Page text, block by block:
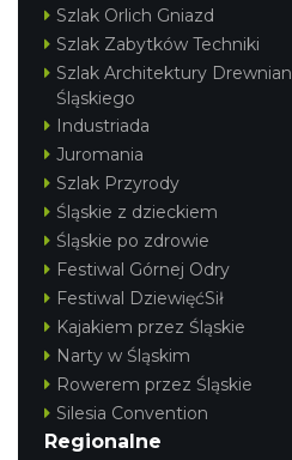
Szlak Orlich Gniazd
Szlak Zabytków Techniki
Szlak Architektury
Śląskiego
Industriada
Juromania
Szlak Przyrody
Śląskie z dzieckiem
Śląskie po zdrowie
Festiwal Górnej Odry
Festiwal DziewięćSił
Kajakiem przez Śląskie
Narty w Śląskim
Rowerem przez Śląskie
Silesia Convention
Regionalne